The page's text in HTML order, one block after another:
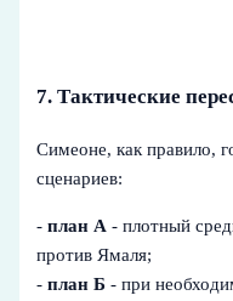
7. Тактические
Симеоне, как правило,
сценариев:
-план А - плотный
против Ямаля;
-план Б - при